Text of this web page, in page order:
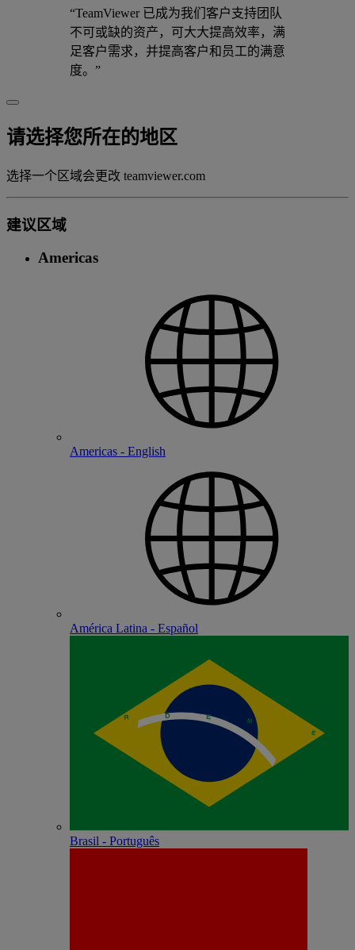
“TeamViewer 已成为我们客户支持团队
不可或缺的资产，可大大提高效率，满
足客户需求，并提高客户和员工的满意
度。”
请选择您所在的地区
选择一个区域会更改 teamviewer.com
建议区域
Americas
Americas - English
América Latina - Español
Brasil - Português